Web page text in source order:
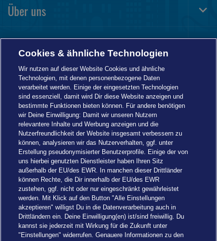
Über uns
Informationen
Cookies & ähnliche Technologien
Wir nutzen auf dieser Website Cookies und ähnliche
Technologien, mit denen personenbezogene Daten
verarbeitet werden. Einige der eingesetzten Technologien
sind essenziell, damit wird Dir diese Website anzeigen und
bestimmte Funktionen bieten können. Für andere benötigen
wir Deine Einwilligung: Damit wir unseren Nutzern
relevantere Inhalte und Werbung anzeigen und die
Nutzerfreundlichkeit der Website insgesamt verbessern zu
können, analysieren wir das Nutzerverhalten, ggf. unter
Erstellung pseudonymisierter Benutzerprofile. Einige der von
uns hierbei genutzten Dienstleister haben Ihren Sitz
außerhalb der EU/des EWR. In manchen dieser Drittländer
können Rechte, die Dir innerhalb der EU/des EWR
zustehen, ggf. nicht oder nur eingeschränkt gewährleistet
werden. Mit Klick auf den Button "Alle Einstellungen
akzeptieren" willigst Du in die Datenverarbeitung auch in
Drittländern ein. Deine Einwilligung(en) ist/sind freiwillig. Du
kannst sie jederzeit mit Wirkung für die Zukunft unter
"Einstellungen" widerrufen. Genauere Informationen zu den